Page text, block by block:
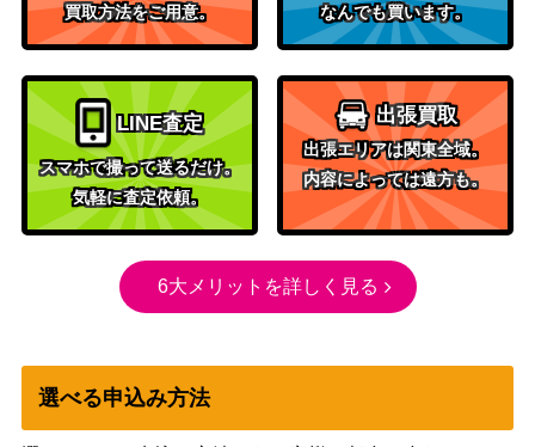
151）
ローズ（SR）【S3 110/10
0】
ソード&シールド
（ムゲンゾーン）
バオッキーVSTAR（SA
R）【S12a 214/172】
ソード&シールド
（VSTARユニバース）
300
ゴリランダーV（SR）【s
1a 071/070】
ソード&シールド
（VMAXライジング）
150
ナツメのゲンガー LV.39
（ジム拡張第2弾「闇
からの挑戦」）
M9 108/095】
（タッグボルト）
ルザミーネ（SR）【SM4
A 055/050】
（超次元の暴獣）
買取方法をご用意。 なんでも買います。
LINE査定
スマホで撮って送るだけ。
気軽に査定依頼。
出張買取
出張エリアは関東全域。
内容によっては遠方も。
6大メリットを詳しく見る
選べる申込み方法